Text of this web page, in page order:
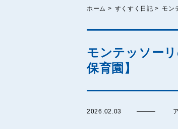
ホーム > すくすく日記 > モン
モンテッソー
保育園】
2026.02.03